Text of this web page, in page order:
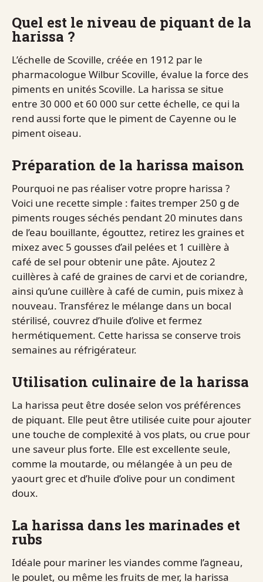
Quel est le niveau de piquant de la
harissa ?
L’échelle de Scoville, créée en 1912 par le
pharmacologue Wilbur Scoville, évalue la force des
piments en unités Scoville. La harissa se situe
entre 30 000 et 60 000 sur cette échelle, ce qui la
rend aussi forte que le piment de Cayenne ou le
piment oiseau.
Préparation de la harissa maison
Pourquoi ne pas réaliser votre propre harissa ?
Voici une recette simple : faites tremper 250 g de
piments rouges séchés pendant 20 minutes dans
de l’eau bouillante, égouttez, retirez les graines et
mixez avec 5 gousses d’ail pelées et 1 cuillère à
café de sel pour obtenir une pâte. Ajoutez 2
cuillères à café de graines de carvi et de coriandre,
ainsi qu’une cuillère à café de cumin, puis mixez à
nouveau. Transférez le mélange dans un bocal
stérilisé, couvrez d’huile d’olive et fermez
hermétiquement. Cette harissa se conserve trois
semaines au réfrigérateur.
Utilisation culinaire de la harissa
La harissa peut être dosée selon vos préférences
de piquant. Elle peut être utilisée cuite pour ajouter
une touche de complexité à vos plats, ou crue pour
une saveur plus forte. Elle est excellente seule,
comme la moutarde, ou mélangée à un peu de
yaourt grec et d’huile d’olive pour un condiment
doux.
La harissa dans les marinades et
rubs
Idéale pour mariner les viandes comme l’agneau,
le poulet, ou même les fruits de mer, la harissa